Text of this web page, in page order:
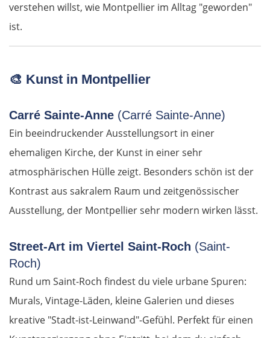
verstehen willst, wie Montpellier im Alltag "geworden"
ist.
🎨 Kunst in Montpellier
Carré Sainte-Anne (Carré Sainte-Anne)
Ein beeindruckender Ausstellungsort in einer
ehemaligen Kirche, der Kunst in einer sehr
atmosphärischen Hülle zeigt. Besonders schön ist der
Kontrast aus sakralem Raum und zeitgenössischer
Ausstellung, der Montpellier sehr modern wirken lässt.
Street-Art im Viertel Saint-Roch (Saint-
Roch)
Rund um Saint-Roch findest du viele urbane Spuren:
Murals, Vintage-Läden, kleine Galerien und dieses
kreative "Stadt-ist-Leinwand"-Gefühl. Perfekt für einen